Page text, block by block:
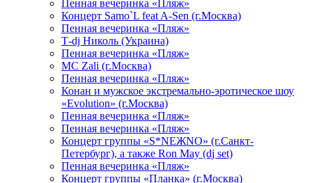
Пенная вечеринка «Пляж»
Концерт Samo`L feat A-Sen (г.Москва)
Пенная вечеринка «Пляж»
Т-dj Николь (Украина)
Пенная вечеринка «Пляж»
МС Zali (г.Москва)
Пенная вечеринка «Пляж»
Конан и мужское экстремально-эротическое шоу
«Evolution» (г.Москва)
Пенная вечеринка «Пляж»
Пенная вечеринка «Пляж»
Концерт группы «S*NEЖNO» (г.Санкт-
Петербург), а также Ron May (dj set)
Пенная вечеринка «Пляж»
Концерт группы «Планка» (г.Москва)